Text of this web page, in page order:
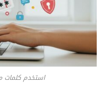
استخدم كلمات